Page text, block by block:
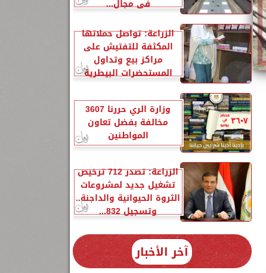
في مجال...
الزراعة: تواصل حملاتها
المكثفة للتفتيش على
مراكز بيع وتداول
المستحضرات البيطرية
وزارة الري حررنا 3607
مخالفة بفضل تعاون
المواطنين
الزراعة: تصدر 712 ترخيص
تشغيل جديد لمشروعات
الثروة الحيوانية والداجنة..
وتسجيل 832...
آخر الأخبار